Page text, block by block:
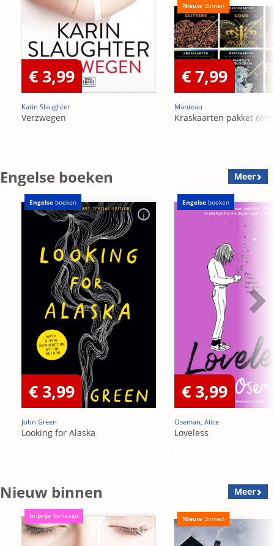
€ 3,99
Karin Slaughter
Verzwegen
Nieuw Binnen
€ 7,99
Manteau
Kraskaarten pakket 6in1
Engelse boeken Meer
Engelse boeken
€ 3,99
John Green
Looking for Alaska
Engelse boeken
€ 3,99
Oseman, Alice
Loveless
Nieuw binnen Meer
In prijs Verlaagd Nieuw Binnen